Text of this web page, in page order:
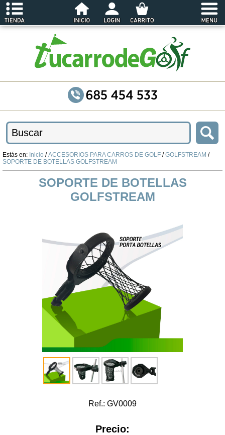
Estás en: Inicio /ACCESORIOS PARA CARROS DE GOLF /GOLFSTREAM /
SOPORTE DE BOTELLAS GOLFSTREAM
SOPORTE DE BOTELLAS
GOLFSTREAM
Ref.: GV0009
Precio: